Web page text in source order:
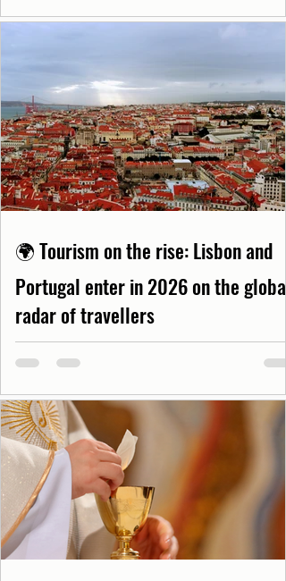
🌍 Tourism on the rise: Lisbon and
Portugal enter in 2026 on the global
radar of travellers